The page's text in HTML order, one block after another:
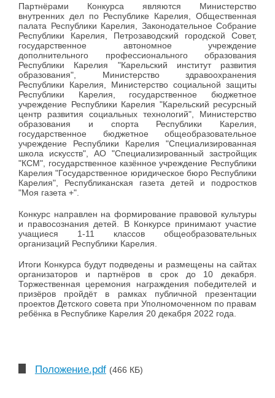
Партнёрами Конкурса являются Министерство
внутренних дел по Республике Карелия, Общественная
палата Республики Карелия, Законодательное Собрание
Республики Карелия, Петрозаводский городской Совет,
государственное автономное учреждение
дополнительного профессионального образования
Республики Карелия "Карельский институт развития
образования", Министерство здравоохранения
Республики Карелия, Министерство социальной защиты
Республики Карелия, государственное бюджетное
учреждение Республики Карелия "Карельский ресурсный
центр развития социальных технологий", Министерство
образования и спорта Республики Карелия,
государственное бюджетное общеобразовательное
учреждение Республики Карелия "Специализированная
школа искусств", АО "Специализированный застройщик
"КСМ", государственное казённое учреждение Республики
Карелия "Государственное юридическое бюро Республики
Карелия", Республиканская газета детей и подростков
"Моя газета +".
Конкурс направлен на формирование правовой культуры
и правосознания детей. В Конкурсе принимают участие
учащиеся 1-11 классов общеобразовательных
организаций Республики Карелия.
Итоги Конкурса будут подведены и размещены на сайтах
организаторов и партнёров в срок до 10 декабря.
Торжественная церемония награждения победителей и
призёров пройдёт в рамках публичной презентации
проектов Детского совета при Уполномоченном по правам
ребёнка в Республике Карелия 20 декабря 2022 года.
Положение.pdf (466 КБ)